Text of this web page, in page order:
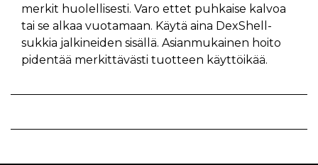
merkit huolellisesti. Varo ettet puhkaise kalvoa
tai se alkaa vuotamaan. Käytä aina DexShell-
sukkia jalkineiden sisällä. Asianmukainen hoito
pidentää merkittävästi tuotteen käyttöikää.